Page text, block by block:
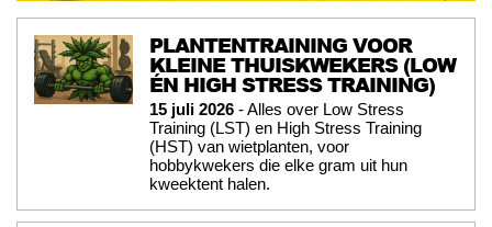
PLANTENTRAINING VOOR
KLEINE THUISKWEKERS (LOW
ÉN HIGH STRESS TRAINING)
15 juli 2026 - Alles over Low Stress
Training (LST) en High Stress Training
(HST) van wietplanten, voor
hobbykwekers die elke gram uit hun
kweektent halen.